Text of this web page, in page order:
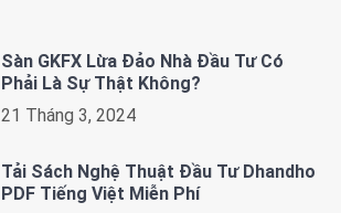
Sàn GKFX Lừa Đảo Nhà Đầu Tư Có
Phải Là Sự Thật Không?
21 Tháng 3, 2024
Tải Sách Nghệ Thuật Đầu Tư Dhandho
PDF Tiếng Việt Miễn Phí